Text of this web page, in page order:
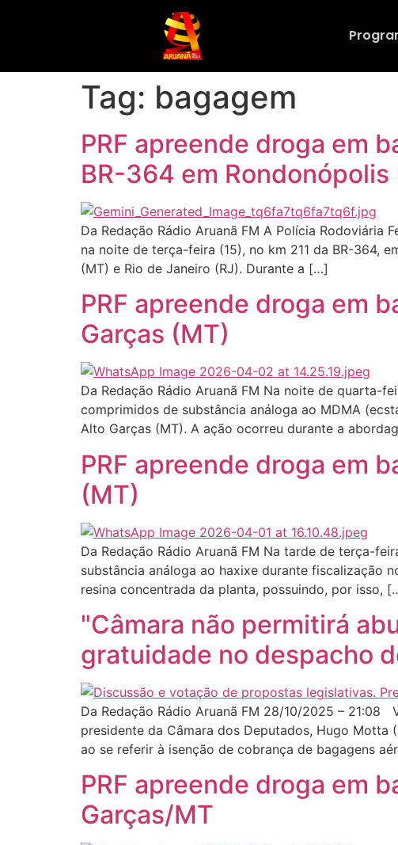
Tag: bagagem
PRF apreende droga em
BR-364 em Rondonópolis
Da Redação Rádio Aruanã FM A Polícia Rodoviária
na noite de terça-feira (15), no km 211 da BR-364,
(MT) e Rio de Janeiro (RJ). Durante a […]
PRF apreende droga em
Garças (MT)
Da Redação Rádio Aruanã FM Na noite de quarta-
comprimidos de substância análoga ao MDMA
Alto Garças (MT). A ação ocorreu durante a
PRF apreende droga em
(MT)
Da Redação Rádio Aruanã FM Na tarde de terça-
substância análoga ao haxixe durante fiscalização
resina concentrada da planta, possuindo, por isso,
"Câmara não permitirá
gratuidade no despacho
Da Redação Rádio Aruanã FM 28/10/2025 – 21:08
presidente da Câmara dos Deputados, Hugo Motta
ao se referir à isenção de cobrança de bagagens
PRF apreende droga em
Garças/MT